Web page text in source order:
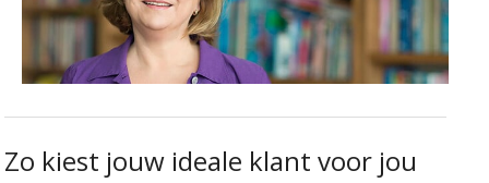
Zo kiest jouw ideale klant voor jou